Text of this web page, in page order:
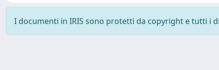
I documenti in IRIS sono protetti da copyright e tutti i